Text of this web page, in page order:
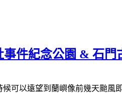
事件紀念公園 & 石門
可以遠望到蘭嶼像前幾天颱風